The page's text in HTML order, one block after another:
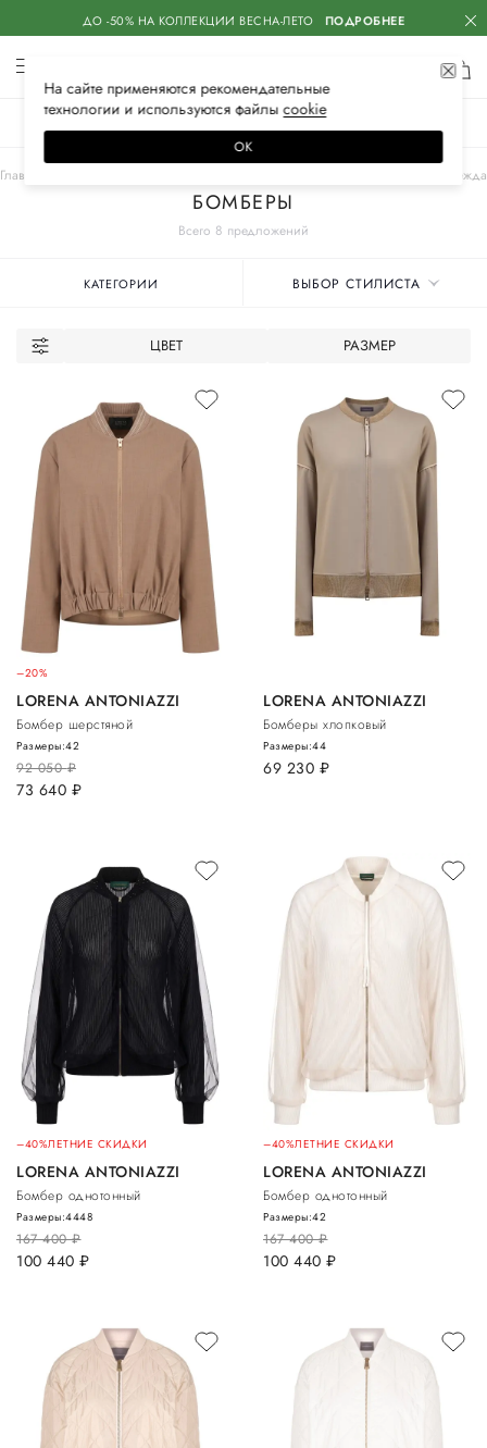
ДО -50% НА КОЛЛЕКЦИИ ВЕСНА-ЛЕТО ПОДРОБНЕЕ
Всего 8 предложений
Главная Верхняя одежда
БОМБЕРЫ
КАТЕГОРИИ ВЫБОР СТИЛИСТА
ЦВЕТ РАЗМЕР
–20%
LORENA ANTONIAZZI
Бомбер шерстяной
92 050руб.
73 640 руб.
Размеры:42
LORENA ANTONIAZZI
Бомберы хлопковый
69 230 руб.
Размеры:44
–40%ЛЕТНИЕ СКИДКИ
LORENA ANTONIAZZI
Бомбер однотонный
167 400руб.
100 440 руб.
Размеры:4448
–40%ЛЕТНИЕ СКИДКИ
LORENA ANTONIAZZI
Бомбер однотонный
167 400руб.
100 440 руб.
Размеры:42
На сайте применяются рекомендательные
технологии и используются файлысооkiе
ОК